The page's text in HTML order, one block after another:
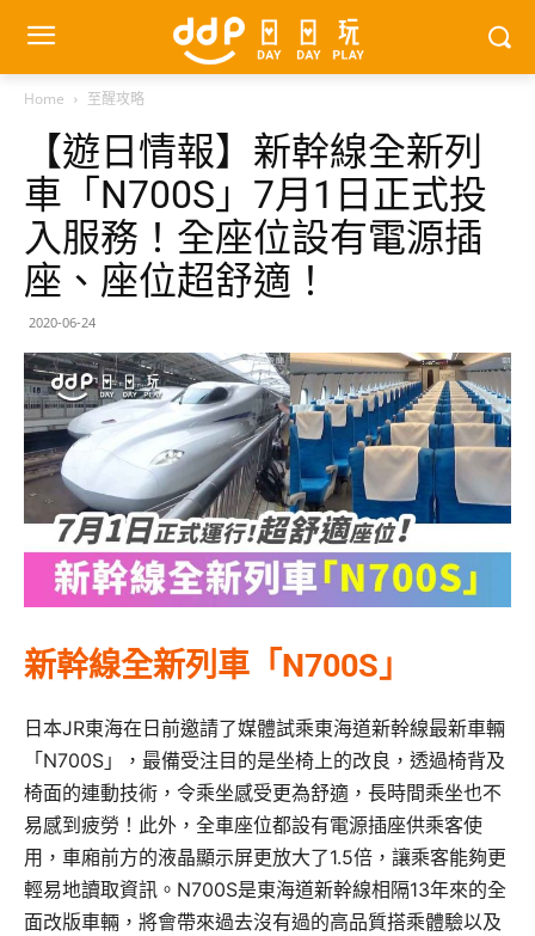
Home 至醒攻略
【遊日情報】新幹線全新列
車「N700S」7月1日正式投
入服務！全座位設有電源插
座、座位超舒適！
2020-06-24
新幹線全新列車「N700S」
日本JR東海在日前邀請了媒體試乘東海道新幹線最新車輛
「N700S」，最備受注目的是坐椅上的改良，透過椅背及
椅面的連動技術，令乘坐感受更為舒適，長時間乘坐也不
易感到疲勞！此外，全車座位都設有電源插座供乘客使
用，車廂前方的液晶顯示屏更放大了1.5倍，讓乘客能夠更
輕易地讀取資訊。N700S是東海道新幹線相隔13年來的全
面改版車輛，將會帶來過去沒有過的高品質搭乘體驗以及